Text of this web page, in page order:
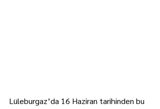
Lüleburgaz’da 16 Haziran tarihinden bu